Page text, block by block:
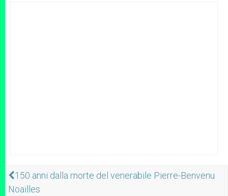
150 anni dalla morte del venerabile Pierre-Benvenu
Noailles